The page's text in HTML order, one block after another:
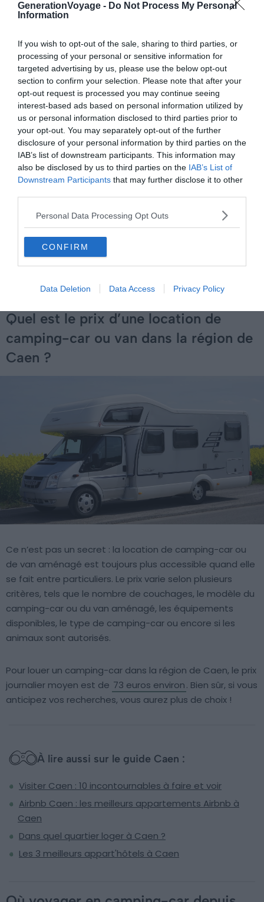
GenerationVoyage - Do Not Process My Personal
Information
If you wish to opt-out of the sale, sharing to third parties, or
processing of your personal or sensitive information for
targeted advertising by us, please use the below opt-out
section to confirm your selection. Please note that after your
opt-out request is processed you may continue seeing
interest-based ads based on personal information utilized by
us or personal information disclosed to third parties prior to
your opt-out. You may separately opt-out of the further
disclosure of your personal information by third parties on the
IAB’s list of downstream participants. This information may
also be disclosed by us to third parties on the IAB’s List of
Downstream Participants that may further disclose it to other
Personal Data Processing Opt Outs
CONFIRM
Data Deletion Data Access Privacy Policy
Effectuez une
(dates, options de location, kilométrage, etc.) au
propriétaire.
Si votre demande est acceptée, vous aurez après
paiement accès aux coordonnées du propriétaire
pour mettre en place unepremière rencontre.
Le jour du départ, présentez votre permis de conduire
et versez lacaution.
après avoir effectué un voyage inoubliable, signez
l’état des lieux de retour et le tour est joué !
Quel est le prix d’une location de
camping-car ou van dans la région de
Caen ?
Ce n’est pas un secret : la location de camping-car ou
de van aménagé est toujours plus accessible quand elle
se fait entre particuliers. Le prix varie selon plusieurs
critères, tels que le nombre de couchages, le modèle du
camping-car ou du van aménagé, les équipements
disponibles, le type de camping-car ou encore si les
animaux sont autorisés.
Pour louer un camping-car dans la région de Caen, le prix
journalier moyen est de 73 euros environ. Bien sûr, si vous
anticipez vos recherches, vous aurez plus de choix !
À lire aussi sur le guide Caen :
Visiter Caen : 10 incontournables à faire et voir
Airbnb Caen : les meilleurs appartements Airbnb à
Caen
Dans quel quartier loger à Caen ?
Les 3 meilleurs appart'hôtels à Caen